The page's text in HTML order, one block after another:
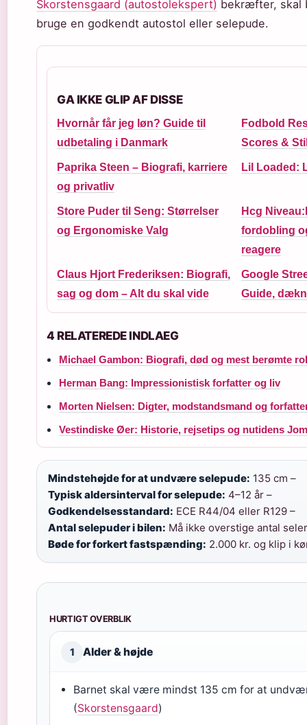
Skorstensgaard (autostolekspert) bekræfter, skal
bruge en godkendt autostol eller selepude.
GA IKKE GLIP AF DISSE
Hvornår får jeg løn? Guide til
udbetaling i Danmark
Fodbold
Scores &
Paprika Steen – Biografi, karriere
og privatliv
Lil Loaded:
Store Puder til Seng: Størrelser
og Ergonomiske Valg
Hcg
fordobling
reagere
Claus Hjort Frederiksen: Biografi,
sag og dom – Alt du skal vide
Google
Guide,
4 RELATEREDE INDLAEG
Michael Gambon: Biografi, død og mest berømte
Herman Bang: Impressionistisk forfatter og liv
Morten Nielsen: Digter, modstandsmand og
Vestindiske Øer: Historie, rejsetips og nutidens
Mindstehøjde for at undvære selepude: 135 cm –
Typisk aldersinterval for selepude: 4–12 år –
Godkendelsesstandard: ECE R44/04 eller R129 –
Antal selepuder i bilen: Må ikke overstige antal
Bøde for forkert fastspænding: 2.000 kr. og klip i
HURTIGT OVERBLIK
1 Alder & højde
Barnet skal være mindst 135 cm for at
(Skorstensgaard)